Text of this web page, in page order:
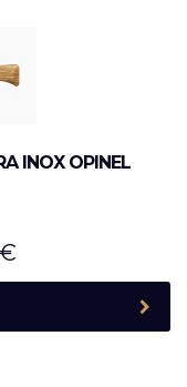
INOX OPINEL
€